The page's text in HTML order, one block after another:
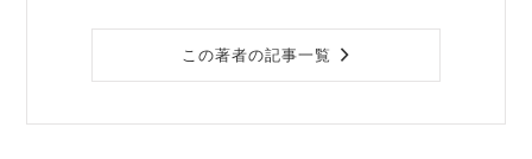
この著者の記事一覧